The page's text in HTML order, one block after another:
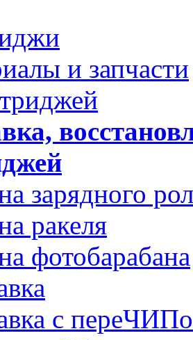
и запчасти
зарядного
ракеля
фотобарабана
с